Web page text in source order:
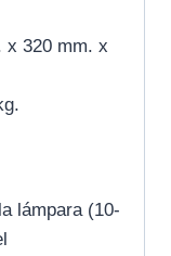
x 320 mm. x
lámpara (10-